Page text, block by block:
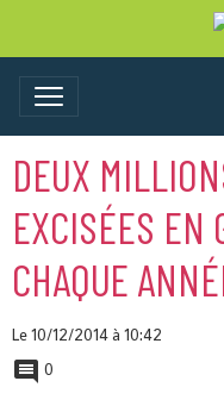
DEUX
EXCISÉES EN
CHAQUE
Le 10/12/2014à 10:42
0